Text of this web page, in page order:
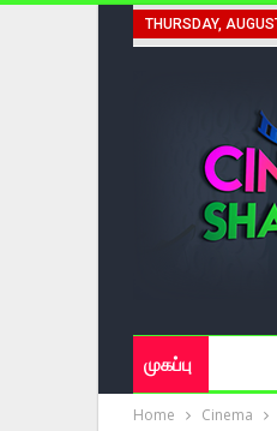
THURSDAY,
முகப்பு
Home Cinema